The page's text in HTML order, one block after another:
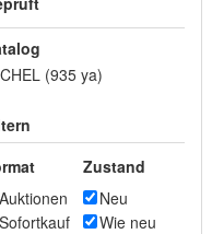
(935 ya)
Auktionen
Sofortkauf
Zustand
Neu
Wie neu